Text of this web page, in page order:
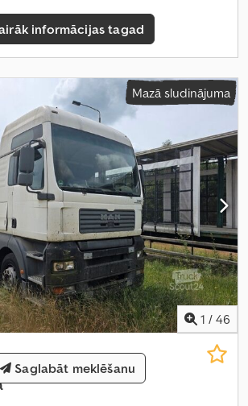
informācijas tagad
Mazā sludinājuma
1 / 46
TGA XXL
Saglabāt meklēšanu